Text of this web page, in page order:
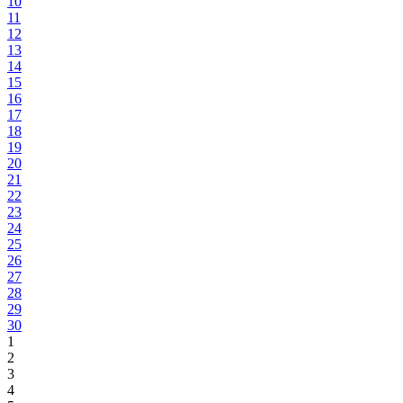
11
12
13
14
15
16
17
18
19
20
21
22
23
24
25
26
27
28
29
30
1
2
3
4